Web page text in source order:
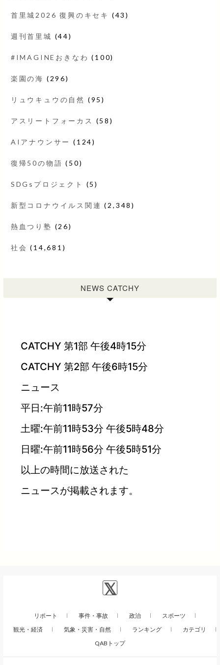
首里城2026 復興のキセキ (43)
週刊首里城 (44)
#IMAGINEおきなわ (100)
楽園の海 (296)
リュウキュウの自然 (95)
アスリートフォーカス (58)
AIアナウンサー (124)
復帰50の物語 (50)
SDGsプロジェクト (5)
新型コロナウイルス関連 (2,348)
熱血つり塾 (26)
社会 (14,681)
NEWS CATCHY
CATCHY 第1部 午後4時15分
CATCHY 第2部 午後6時15分
ニュース
平日:午前11時57分
土曜:午前11時53分 午後5時48分
日曜:午前11時56分 午後5時51分
以上の時間に放送された
ニュースが掲載されます。
リポート 事件・事故 政治
スポーツ
観光・経済
気象・災害・自然 ランキング
カテゴリ
QABトップ